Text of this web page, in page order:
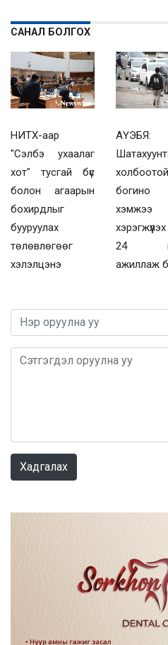
САНАЛ БОЛГОХ
НИТХ-аар
"Сэлбэ ухаалаг
хот" тусгай бүс
болон агаарын
бохирдлыг
бууруулах
төлөвлөгөөг
хэлэлцэнэ
АҮЭБЯ:
холбоотой
богино
хэмжээ
24
ажиллаж
Хадгалах